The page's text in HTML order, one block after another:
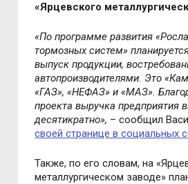
«Ярцевского
«По программе развития«
тормозных систем»
выпуск продукции,
автопроизводителями. Это«
«ГАЗ»,«НЕФАЗ» и«МАЗ».
проекта выручка предприятия
десятикратно», – сообщил
своей странице в социальных
Также, по его словам, на «
металлургическом заводе»